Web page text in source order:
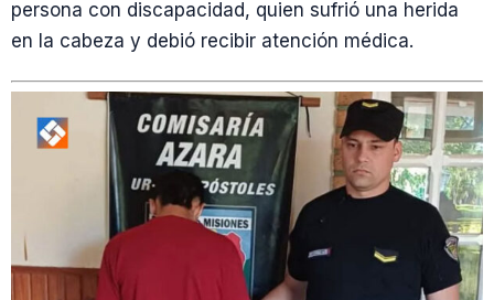
persona con discapacidad, quien sufrió una herida
en la cabeza y debió recibir atención médica.